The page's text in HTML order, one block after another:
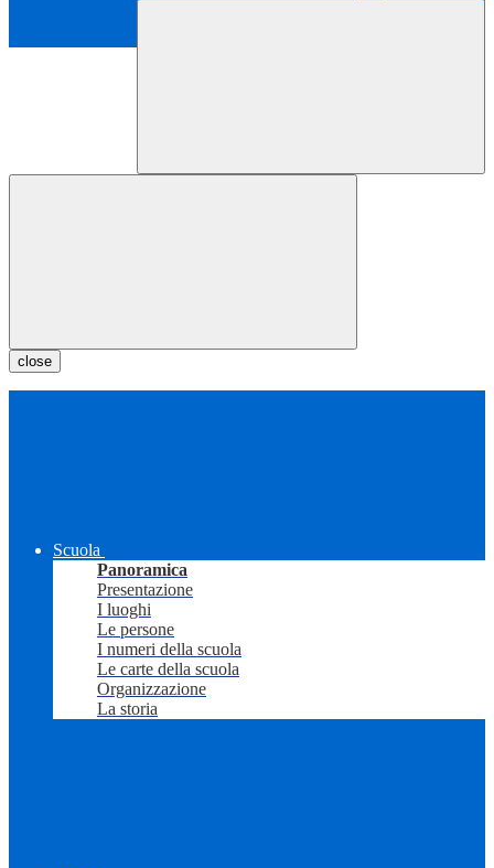
close
Scuola
Panoramica
Presentazione
I luoghi
Le persone
I numeri della scuola
Le carte della scuola
Organizzazione
La storia